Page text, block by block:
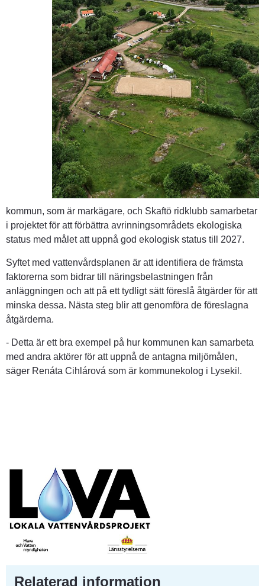
kommun, som är markägare, och Skaftö ridklubb samarbetar
i projektet för att förbättra avrinningsområdets ekologiska
status med målet att uppnå god ekologisk status till 2027.
Syftet med vattenvårdsplanen är att identifiera de främsta
faktorerna som bidrar till näringsbelastningen från
anläggningen och att på ett tydligt sätt föreslå åtgärder för att
minska dessa. Nästa steg blir att genomföra de föreslagna
åtgärderna.
- Detta är ett bra exempel på hur kommunen kan samarbeta
med andra aktörer för att uppnå de antagna miljömålen,
säger Renáta Cihlárová som är kommunekolog i Lysekil.
Relaterad information